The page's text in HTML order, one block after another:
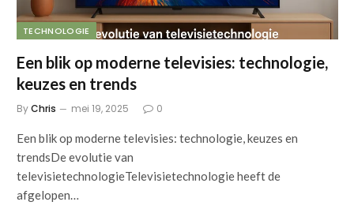
TECHNOLOGIE
Een blik op moderne televisies: technologie,
keuzes en trends
ByChris mei 19, 2025 0
Een blik op moderne televisies: technologie, keuzes en
trendsDe evolutie van
televisietechnologieTelevisietechnologie heeft de
afgelopen…